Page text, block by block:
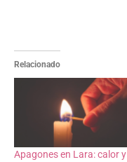
Relacionado
Apagones en Lara: calor y